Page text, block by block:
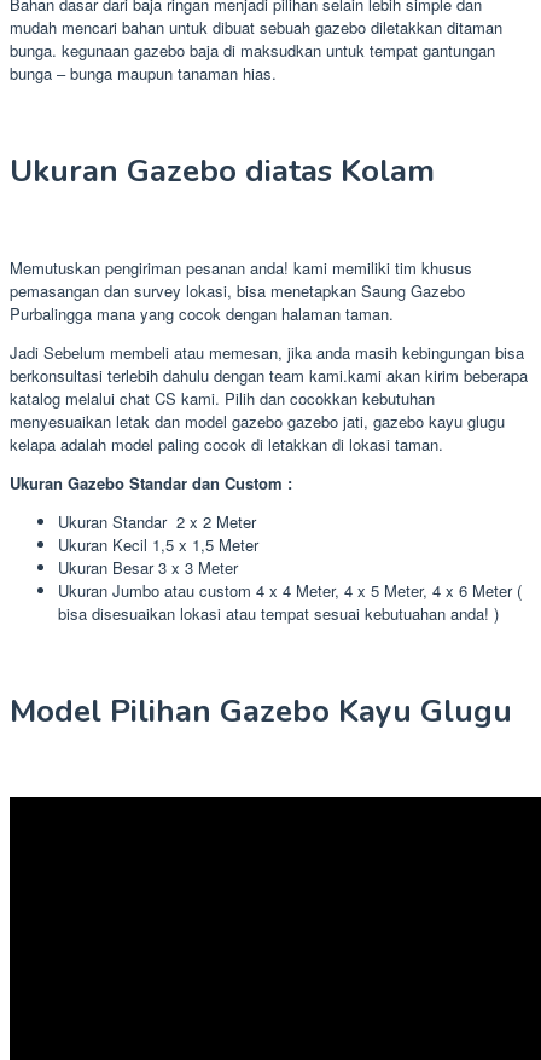
mudah mencari bahan untuk dibuat sebuah gazebo diletakkan ditaman
bunga. kegunaan gazebo baja di maksudkan untuk tempat gantungan
bunga – bunga maupun tanaman hias.
Ukuran Gazebo diatas Kolam
Memutuskan pengiriman pesanan anda! kami memiliki tim khusus
pemasangan dan survey lokasi, bisa menetapkan Saung Gazebo
Purbalingga mana yang cocok dengan halaman taman.
Jadi Sebelum membeli atau memesan, jika anda masih kebingungan bisa
berkonsultasi terlebih dahulu dengan team kami.kami akan kirim beberapa
katalog melalui chat CS kami. Pilih dan cocokkan kebutuhan
menyesuaikan letak dan model gazebo gazebo jati, gazebo kayu glugu
kelapa adalah model paling cocok di letakkan di lokasi taman.
Ukuran Gazebo Standar dan Custom :
Ukuran Standar 2 x 2 Meter
Ukuran Kecil 1,5 x 1,5 Meter
Ukuran Besar 3 x 3 Meter
Ukuran Jumbo atau custom 4 x 4 Meter, 4 x 5 Meter, 4 x 6 Meter (
bisa disesuaikan lokasi atau tempat sesuai kebutuahan anda! )
Model Pilihan Gazebo Kayu Glugu